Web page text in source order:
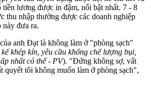
tiền lương được in đậm, nổi bật nhất. 7 - 8
thu nhập thường được các doanh nghiệp
này đưa ra.
anh Đạt là không làm ở "phòng sạch"
khép kín, yêu cầu khống chế lượng bụi,
nhất có thể - PV). "Đứng không sợ, vất
quyết tôi không muốn làm ở phòng sạch",